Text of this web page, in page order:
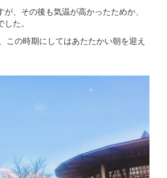
、その後も気温が高かったためか、
た。
の時期にしてはあたたかい朝を迎え